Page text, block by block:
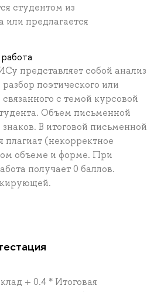
студентом из
или предлагается
работа
представляет собой анализ
поэтического или
связанного с темой курсовой
Объем письменной
В итоговой письменной
плагиат (некорректное
объеме и форме. При
получает 0 баллов.
+ 0.4 * Итоговая